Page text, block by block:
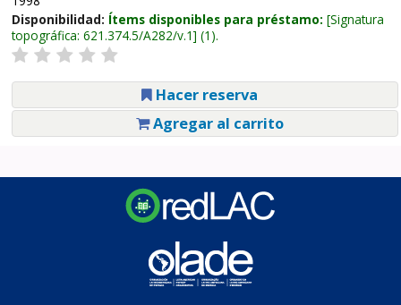
Disponibilidad: Ítems disponibles para préstamo: Signatura
topográfica: 621.374.5/A282/v.1 (1).
Hacer reserva
Agregar al carrito